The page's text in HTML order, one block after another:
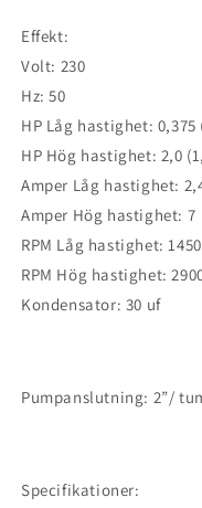
Effekt:
Volt: 230
Hz: 50
HP Låg hastighet: 0,375
HP Hög hastighet: 2,0
Amper Låg hastighet:
Amper Hög hastighet: 7
RPM Låg hastighet: 1450
RPM Hög hastighet:
Kondensator: 30 uf
Pumpanslutning: 2”/
Specifikationer: